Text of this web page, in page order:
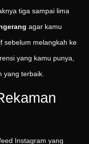
tiga sampai lima
agar kamu
sebelum melangkah ke
yang kamu punya,
yang terbaik.
Instagram yang